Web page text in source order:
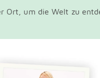
Ort, um die Welt zu